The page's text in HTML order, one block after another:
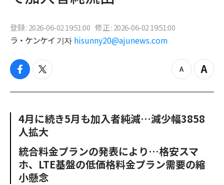
登録 : 2026-06-02 19:51:00 修正 : 2026-06-02 19:51:00
ラ・ケンケイ 기자 hisunny20@ajunews.com
f
c
o
o
k
t
i
e
r
z
o
u
Z
o
n
4月に続き5月も加入者純減…減少幅3858
人拡大
統合料金プランの発表により…格安スマ
ホ、LTE基盤の低価格料金プラン需要の縮
小懸念